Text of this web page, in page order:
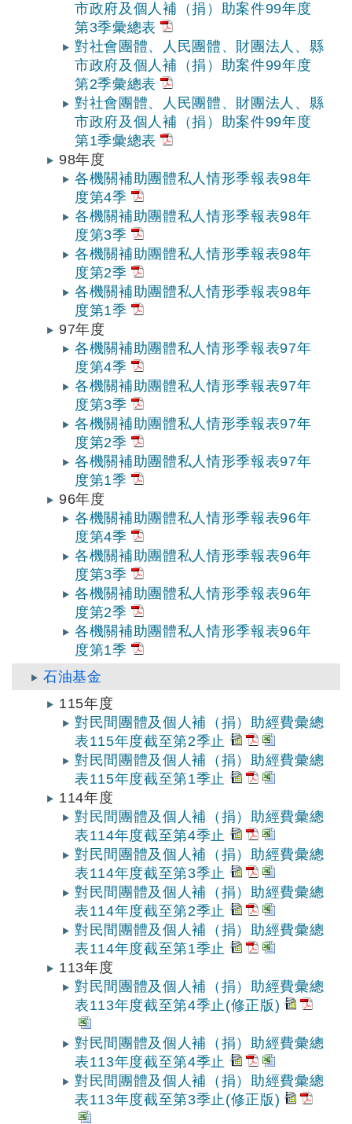
市政府及個人補（捐）助案件99年度
第3季彙總表
對社會團體、人民團體、財團法人、縣
市政府及個人補（捐）助案件99年度
第2季彙總表
對社會團體、人民團體、財團法人、縣
市政府及個人補（捐）助案件99年度
第1季彙總表
98年度
各機關補助團體私人情形季報表98年
度第4季
各機關補助團體私人情形季報表98年
度第3季
各機關補助團體私人情形季報表98年
度第2季
各機關補助團體私人情形季報表98年
度第1季
97年度
各機關補助團體私人情形季報表97年
度第4季
各機關補助團體私人情形季報表97年
度第3季
各機關補助團體私人情形季報表97年
度第2季
各機關補助團體私人情形季報表97年
度第1季
96年度
各機關補助團體私人情形季報表96年
度第4季
各機關補助團體私人情形季報表96年
度第3季
各機關補助團體私人情形季報表96年
度第2季
各機關補助團體私人情形季報表96年
度第1季
石油基金
115年度
對民間團體及個人補（捐）助經費彙總
表115年度截至第2季止
對民間團體及個人補（捐）助經費彙總
表115年度截至第1季止
114年度
對民間團體及個人補（捐）助經費彙總
表114年度截至第4季止
對民間團體及個人補（捐）助經費彙總
表114年度截至第3季止
對民間團體及個人補（捐）助經費彙總
表114年度截至第2季止
對民間團體及個人補（捐）助經費彙總
表114年度截至第1季止
113年度
對民間團體及個人補（捐）助經費彙總
表113年度截至第4季止(修正版)
對民間團體及個人補（捐）助經費彙總
表113年度截至第4季止
對民間團體及個人補（捐）助經費彙總
表113年度截至第3季止(修正版)